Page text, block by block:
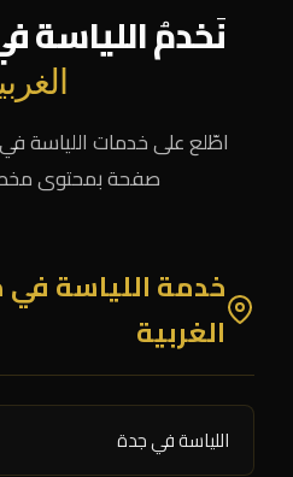
نَخدمُ اللياسة
صفحة بمحتوى
خدمة اللياسة
الغربية
اللياسة في جدة